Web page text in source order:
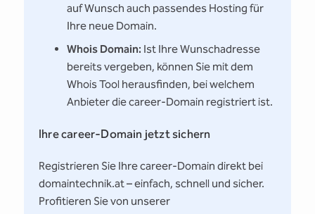
auf Wunsch auch passendes Hosting für
Ihre neue Domain.
Whois Domain: Ist Ihre Wunschadresse
bereits vergeben, können Sie mit dem
Whois Tool herausfinden, bei welchem
Anbieter die career-Domain registriert ist.
Ihre career-Domain jetzt sichern
Registrieren Sie Ihre career-Domain direkt bei
domaintechnik.at – einfach, schnell und sicher.
Profitieren Sie von unserer